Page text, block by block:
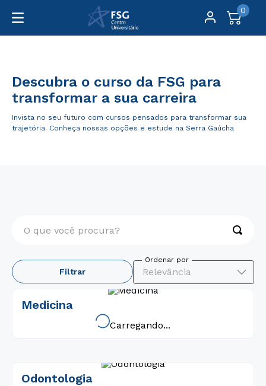
0
Descubra o curso da FSG para
transformar a sua carreira
Invista no seu futuro com cursos pensados para transformar sua
trajetória. Conheça nossas opções e estude na Serra Gaúcha
Filtrar Relevância
Medicina
Carregando...
Odontologia